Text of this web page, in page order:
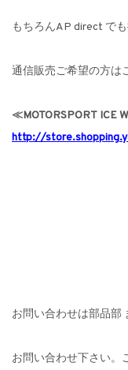
もちろんAP direct でも
通信販売ご希望の方は
≪MOTORSPORT ICE
http://
お問い合わせは部品部
お問い合わせ下さい。